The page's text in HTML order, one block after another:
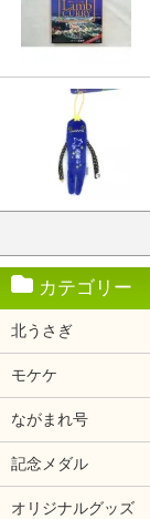
カテゴリー
北うさぎ
モケケ
ながまれ号
記念メダル
オリジナルグッズ